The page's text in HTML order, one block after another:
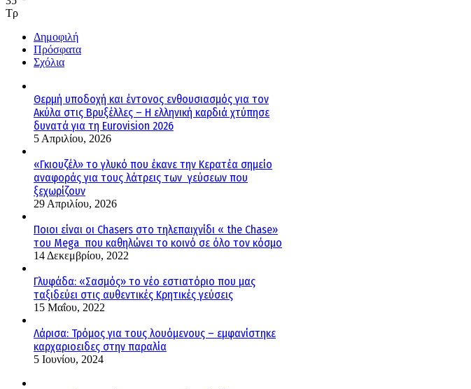
Τρ
Δημοφιλή
Πρόσφατα
Σχόλια
Θερμή υποδοχή και έντονος ενθουσιασμός για τον
Ακύλα στις Βρυξέλλες – Η ελληνική καρδιά χτύπησε
δυνατά για τη Eurovision 2026
5 Απριλίου, 2026
«Γκιουζέλ» το γλυκό που έκανε την Κερατέα σημείο
αναφοράς για τους λάτρεις των γεύσεων που
ξεχωρίζουν
29 Απριλίου, 2026
Ποιοι είναι οι Chasers στο τηλεπαιχνίδι « the Chase»
του Mega που καθηλώνει το κοινό σε όλο τον κόσμο
14 Δεκεμβρίου, 2022
Γλυφάδα: «Σασμός» το νέο εστιατόριο που μας
ταξιδεύει στις αυθεντικές Κρητικές γεύσεις
15 Μαΐου, 2022
Λάρισα: Τρόμος για τους λουόμενους – εμφανίστηκε
καρχαριοειδες στην παραλία
5 Ιουνίου, 2024